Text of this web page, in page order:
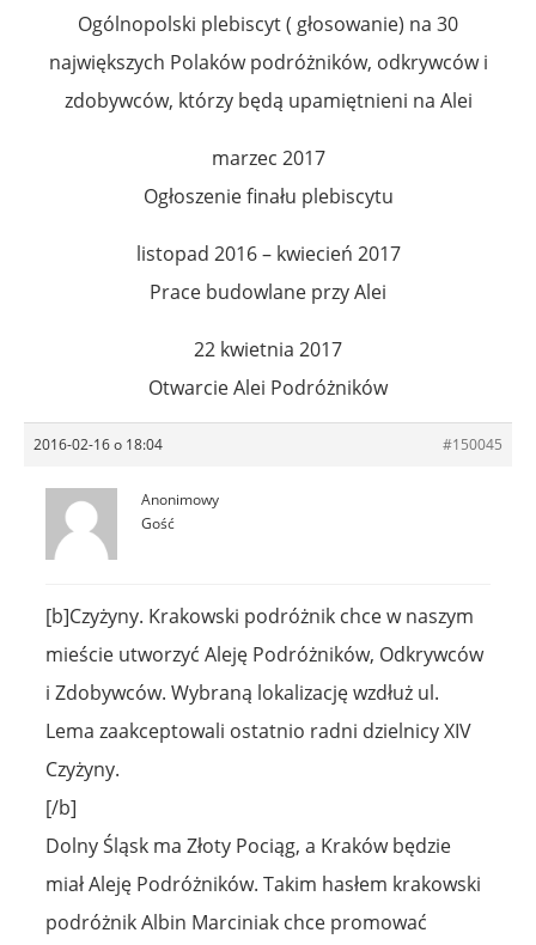
Ogólnopolski plebiscyt ( głosowanie) na 30
największych Polaków podróżników, odkrywców i
zdobywców, którzy będą upamiętnieni na Alei
marzec 2017
Ogłoszenie finału plebiscytu
listopad 2016 – kwiecień 2017
Prace budowlane przy Alei
22 kwietnia 2017
Otwarcie Alei Podróżników
2016-02-16 o 18:04 #150045
Anonimowy
Gość
[b]Czyżyny. Krakowski podróżnik chce w naszym
mieście utworzyć Aleję Podróżników, Odkrywców
i Zdobywców. Wybraną lokalizację wzdłuż ul.
Lema zaakceptowali ostatnio radni dzielnicy XIV
Czyżyny.
[/b]
Dolny Śląsk ma Złoty Pociąg, a Kraków będzie
miał Aleję Podróżników. Takim hasłem krakowski
podróżnik Albin Marciniak chce promować